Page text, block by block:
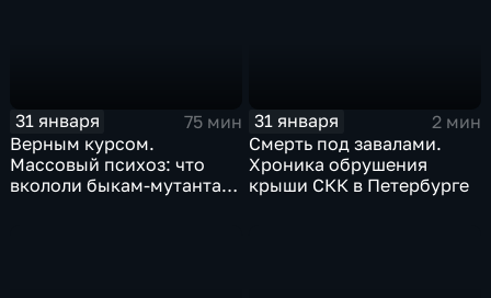
31 января
75 мин
Верным курсом.
Массовый психоз: что
вкололи быкам-мутантам,
31 января
2 мин
Смерть под завалами.
Хроника обрушения
крыши СКК в Петербурге